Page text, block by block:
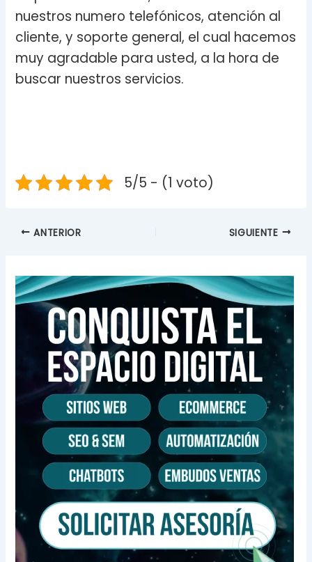
nuestros numero telefónicos, atención al
cliente, y soporte general, el cual hacemos
muy agradable para usted, a la hora de
buscar nuestros servicios.
5/5 - (1 voto)
ANTERIOR SIGUIENTE